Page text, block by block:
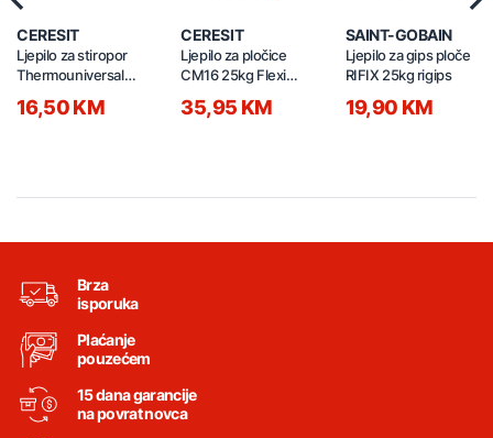
CERESIT
Ljepilo za stiropor
Thermouniversal
16,50 KM
CERESIT
Ljepilo za pločice
CM16 25kg Flexi
35,95 KM
SAINT-GOBAIN
Ljepilo za gips ploče
RIFIX 25kg rigips
19,90 KM
Brza
isporuka
Plaćanje
pouzećem
15 dana garancije
na povrat novca